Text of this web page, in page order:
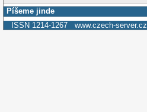
Píšeme jinde
ISSN 1214-1267 www.czech-server.cz